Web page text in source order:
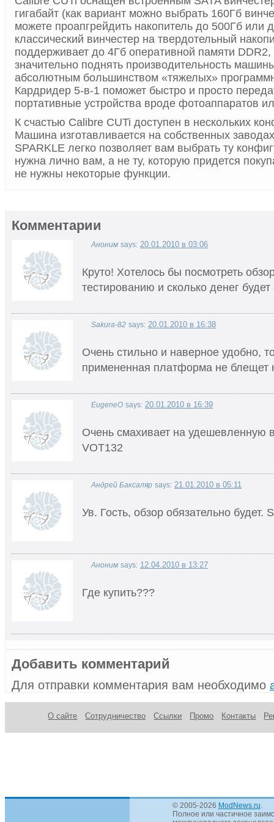
гигабайт (как вариант можно выбрать 160Гб
можете проапгрейдить накопитель до 500Гб или
классический винчестер на твердотельный
поддерживает до 4Гб оперативной памяти DDR2,
значительно поднять производительность
абсолютным большинством «тяжелых»
Кардридер 5-в-1 поможет быстро и просто
портативные устройства вроде фотоаппаратов
К счастью Calibre CUTi доступен в нескольких
Машина изготавливается на собственных
SPARKLE легко позволяет вам выбрать ту
нужна лично вам, а не ту, которую придется
не нужны некоторые функции.
Комментарии
Аноним says: 20.01.2010 в 03:06
Круто! Хотелось бы посмотреть
тестированию и сколько денег будет
Sakura-82 says: 20.01.2010 в 16:38
Очень стильно и наверное удобно,
примененная платформа не блещет
EugeneO says: 20.01.2010 в 16:39
Очень смахивает на удешевленную
VOT132
Андрей Баксаляр says: 21.01.2010 в 05:11
Ув. Гость, обзор обязательно будет.
Аноним says: 12.04.2010 в 13:27
Где купить???
Добавить комментарий
Для отправки комментария вам необходимо
О сайте Сотрудничество Ссылки Промо Контакты
© 2005-2026 ModNews.ru
Полное или частичное